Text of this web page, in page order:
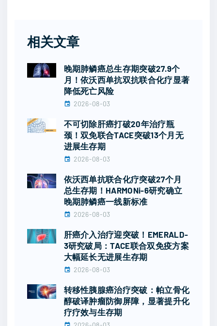
相关文章
晚期肺鳞癌总生存期突破27.9个
月！依沃西单抗双抗联合化疗显著
降低死亡风险
2026-08-03
不可切除肝癌打破20年治疗瓶
颈！双免联合TACE突破13个月无
进展生存期
2026-08-03
依沃西单抗联合化疗突破27个月
总生存期！HARMONi-6研究确立
晚期肺鳞癌一线新标准
2026-08-03
肝癌介入治疗迎突破！EMERALD-
3研究破局：TACE联合双免疫方案
大幅延长无进展生存期
2026-08-03
转移性胰腺癌治疗突破：帕立骨化
醇破译肿瘤防御屏障，显著提升化
疗疗效与生存期